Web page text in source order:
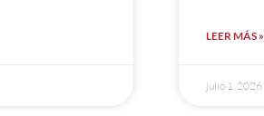
LEER MÁS »
julio 1, 2026